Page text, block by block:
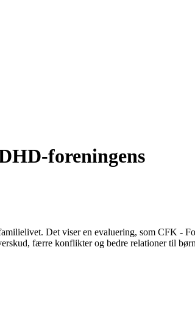
foreningens
Det viser en evaluering, som CFK -
færre konflikter og bedre relationer til